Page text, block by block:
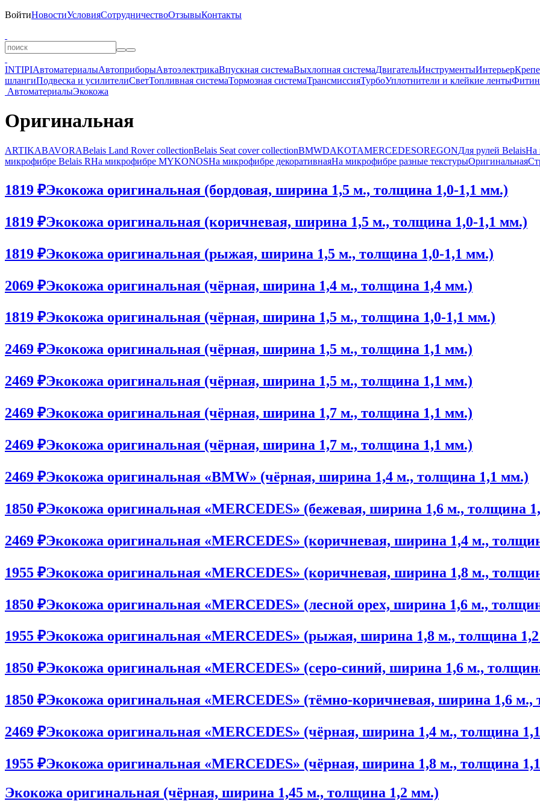
ВойтиНовостиУсловияСотрудничествоОтзывыКонтакты
INTIPIАвтоматериалыАвтоприборыАвтоэлектрикаВпускная системаВыхлопная системаДвигательИнструментыИнтерьер
шлангиПодвеска и усилителиСветТопливная системаТормозная системаТрансмиссияТурбоУплотнители и клейкие ленты
АвтоматериалыЭкокожа
Оригинальная
ARTIKABAVORABelais Land Rover collectionBelais Seat cover collectionBMWDAKOTAMERCEDESOREGONДля рулей BelaisНа
микрофибре Belais RНа микрофибре MYKONOSНа микрофибре декоративнаяНа микрофибре разные текстурыОригинальная
1819 ₽Экокожа оригинальная (бордовая, ширина 1,5 м., толщина 1,0-1,1 мм.)
1819 ₽Экокожа оригинальная (коричневая, ширина 1,5 м., толщина 1,0-1,1 мм.)
1819 ₽Экокожа оригинальная (рыжая, ширина 1,5 м., толщина 1,0-1,1 мм.)
2069 ₽Экокожа оригинальная (чёрная, ширина 1,4 м., толщина 1,4 мм.)
1819 ₽Экокожа оригинальная (чёрная, ширина 1,5 м., толщина 1,0-1,1 мм.)
2469 ₽Экокожа оригинальная (чёрная, ширина 1,5 м., толщина 1,1 мм.)
2469 ₽Экокожа оригинальная (чёрная, ширина 1,5 м., толщина 1,1 мм.)
2469 ₽Экокожа оригинальная (чёрная, ширина 1,7 м., толщина 1,1 мм.)
2469 ₽Экокожа оригинальная (чёрная, ширина 1,7 м., толщина 1,1 мм.)
2469 ₽Экокожа оригинальная «BMW» (чёрная, ширина 1,4 м., толщина 1,1 мм.)
1850 ₽Экокожа оригинальная «MERCEDES» (бежевая, ширина 1,6 м., толщина
2469 ₽Экокожа оригинальная «MERCEDES» (коричневая, ширина 1,4 м.,
1955 ₽Экокожа оригинальная «MERCEDES» (коричневая, ширина 1,8 м.,
1850 ₽Экокожа оригинальная «MERCEDES» (лесной орех, ширина 1,6 м.,
1955 ₽Экокожа оригинальная «MERCEDES» (рыжая, ширина 1,8 м., толщина
1850 ₽Экокожа оригинальная «MERCEDES» (серо-синий, ширина 1,6 м.,
1850 ₽Экокожа оригинальная «MERCEDES» (тёмно-коричневая, ширина 1,6
2469 ₽Экокожа оригинальная «MERCEDES» (чёрная, ширина 1,4 м., толщина
1955 ₽Экокожа оригинальная «MERCEDES» (чёрная, ширина 1,8 м., толщина
Экокожа оригинальная (чёрная, ширина 1,45 м., толщина 1,2 мм.)